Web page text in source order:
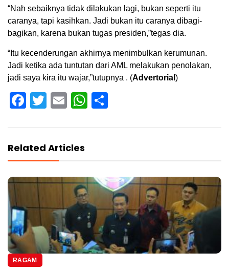
“Nah sebaiknya tidak dilakukan lagi, bukan seperti itu
caranya, tapi kasihkan. Jadi bukan itu caranya dibagi-
bagikan, karena bukan tugas presiden,”tegas dia.
“Itu kecenderungan akhirnya menimbulkan kerumunan.
Jadi ketika ada tuntutan dari AML melakukan penolakan,
jadi saya kira itu wajar,”tutupnya . (Advertorial )
Facebook
Twitter
EmailWhatsApp
Related Articles
RAGAM